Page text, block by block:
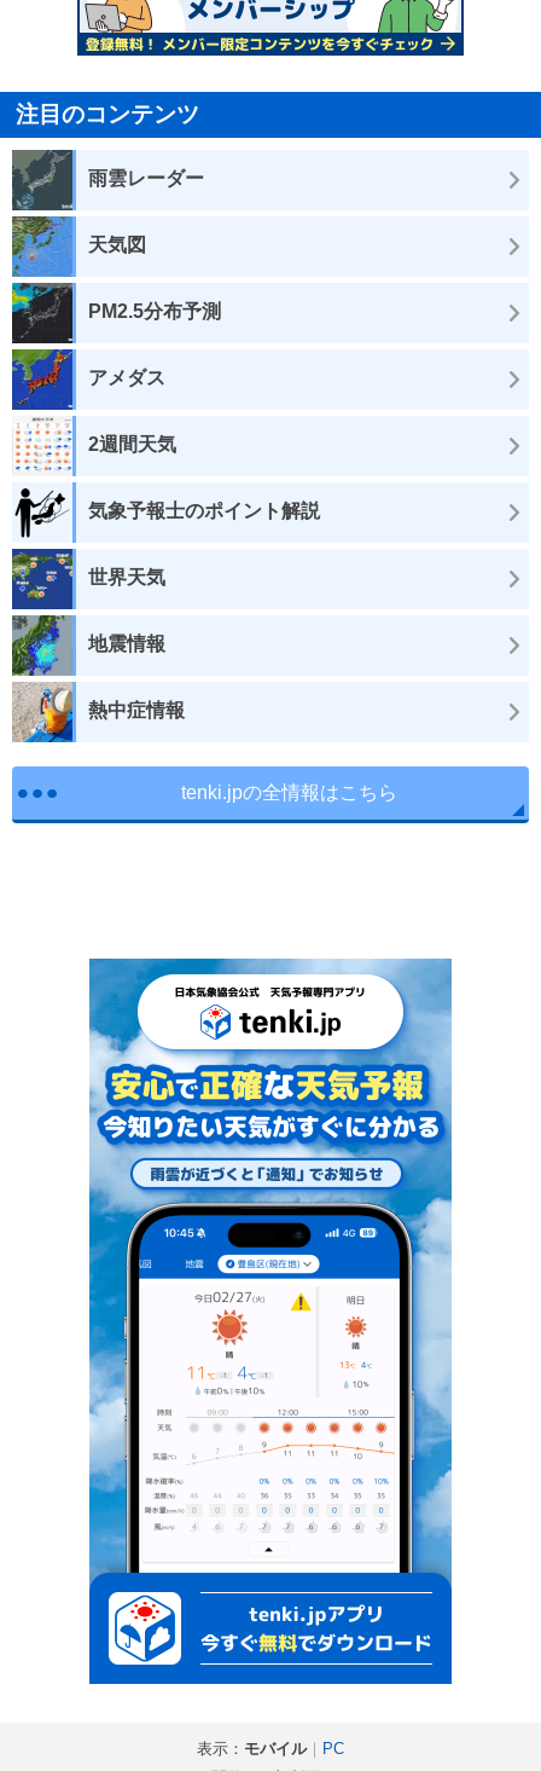
注目のコンテンツ
雨雲レーダー
天気図
PM2.5分布予測
アメダス
2週間天気
気象予報士のポイント解説
世界天気
地震情報
熱中症情報
tenki.jpの全情報はこちら
表示： モバイル｜
PC